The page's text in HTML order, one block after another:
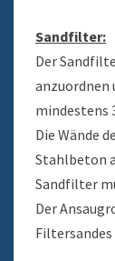
Sandfilter:
Der
anzuordnen
mindestens
Die Wände
Stahlbeton
Sandfilter
Der